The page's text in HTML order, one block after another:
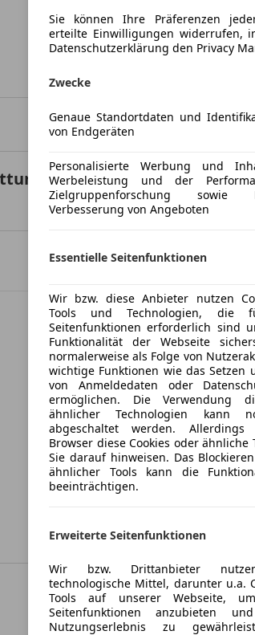
Anderer Energieträger
Kraftstoffverbrauch
CO₂-Emissionen
Komfort
Unterhaltung/Media
Sicherheit
Extras
Mehr anzeigen
Außenfarbe
Lackierung
Mehr anzeigen
Kfz-Versicherung
Versicherungsschutz an
Sie können Ihre Präferenzen
erteilte Einwilligungen widerrufen,
Datenschutzerklärung den Privacy
Zwecke
Genaue Standortdaten und
von Endgeräten
Personalisierte Werbung und
Werbeleistung und der
Zielgruppenforschung sowie
Verbesserung von Angeboten
Essentielle Seitenfunktionen
Wir bzw. diese Anbieter nutzen
Tools und Technologien, die
Seitenfunktionen erforderlich sind
Funktionalität der Webseite
normalerweise als Folge von
wichtige Funktionen wie das Setzen
von Anmeldedaten oder
ermöglichen. Die Verwendung
ähnlicher Technologien kann
abgeschaltet werden. Allerdings
Browser diese Cookies oder ähnliche
Sie darauf hinweisen. Das
ähnlicher Tools kann die
beeinträchtigen.
Erweiterte Seitenfunktionen
Wir bzw. Drittanbieter
technologische Mittel, darunter u.a.
Tools auf unserer Webseite,
Seitenfunktionen anzubieten
Nutzungserlebnis zu